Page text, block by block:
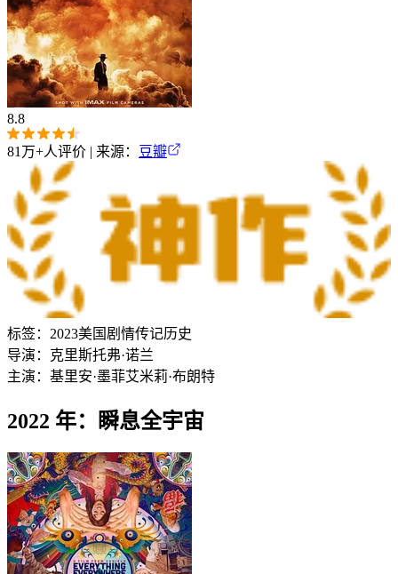
8.8
81万+人评价 | 来源： 豆瓣
标签： 2023美国 剧情传记历史
导演： 克里斯托弗·诺兰
主演： 基里安·墨菲艾米莉·布朗特
2022 年：瞬息全宇宙